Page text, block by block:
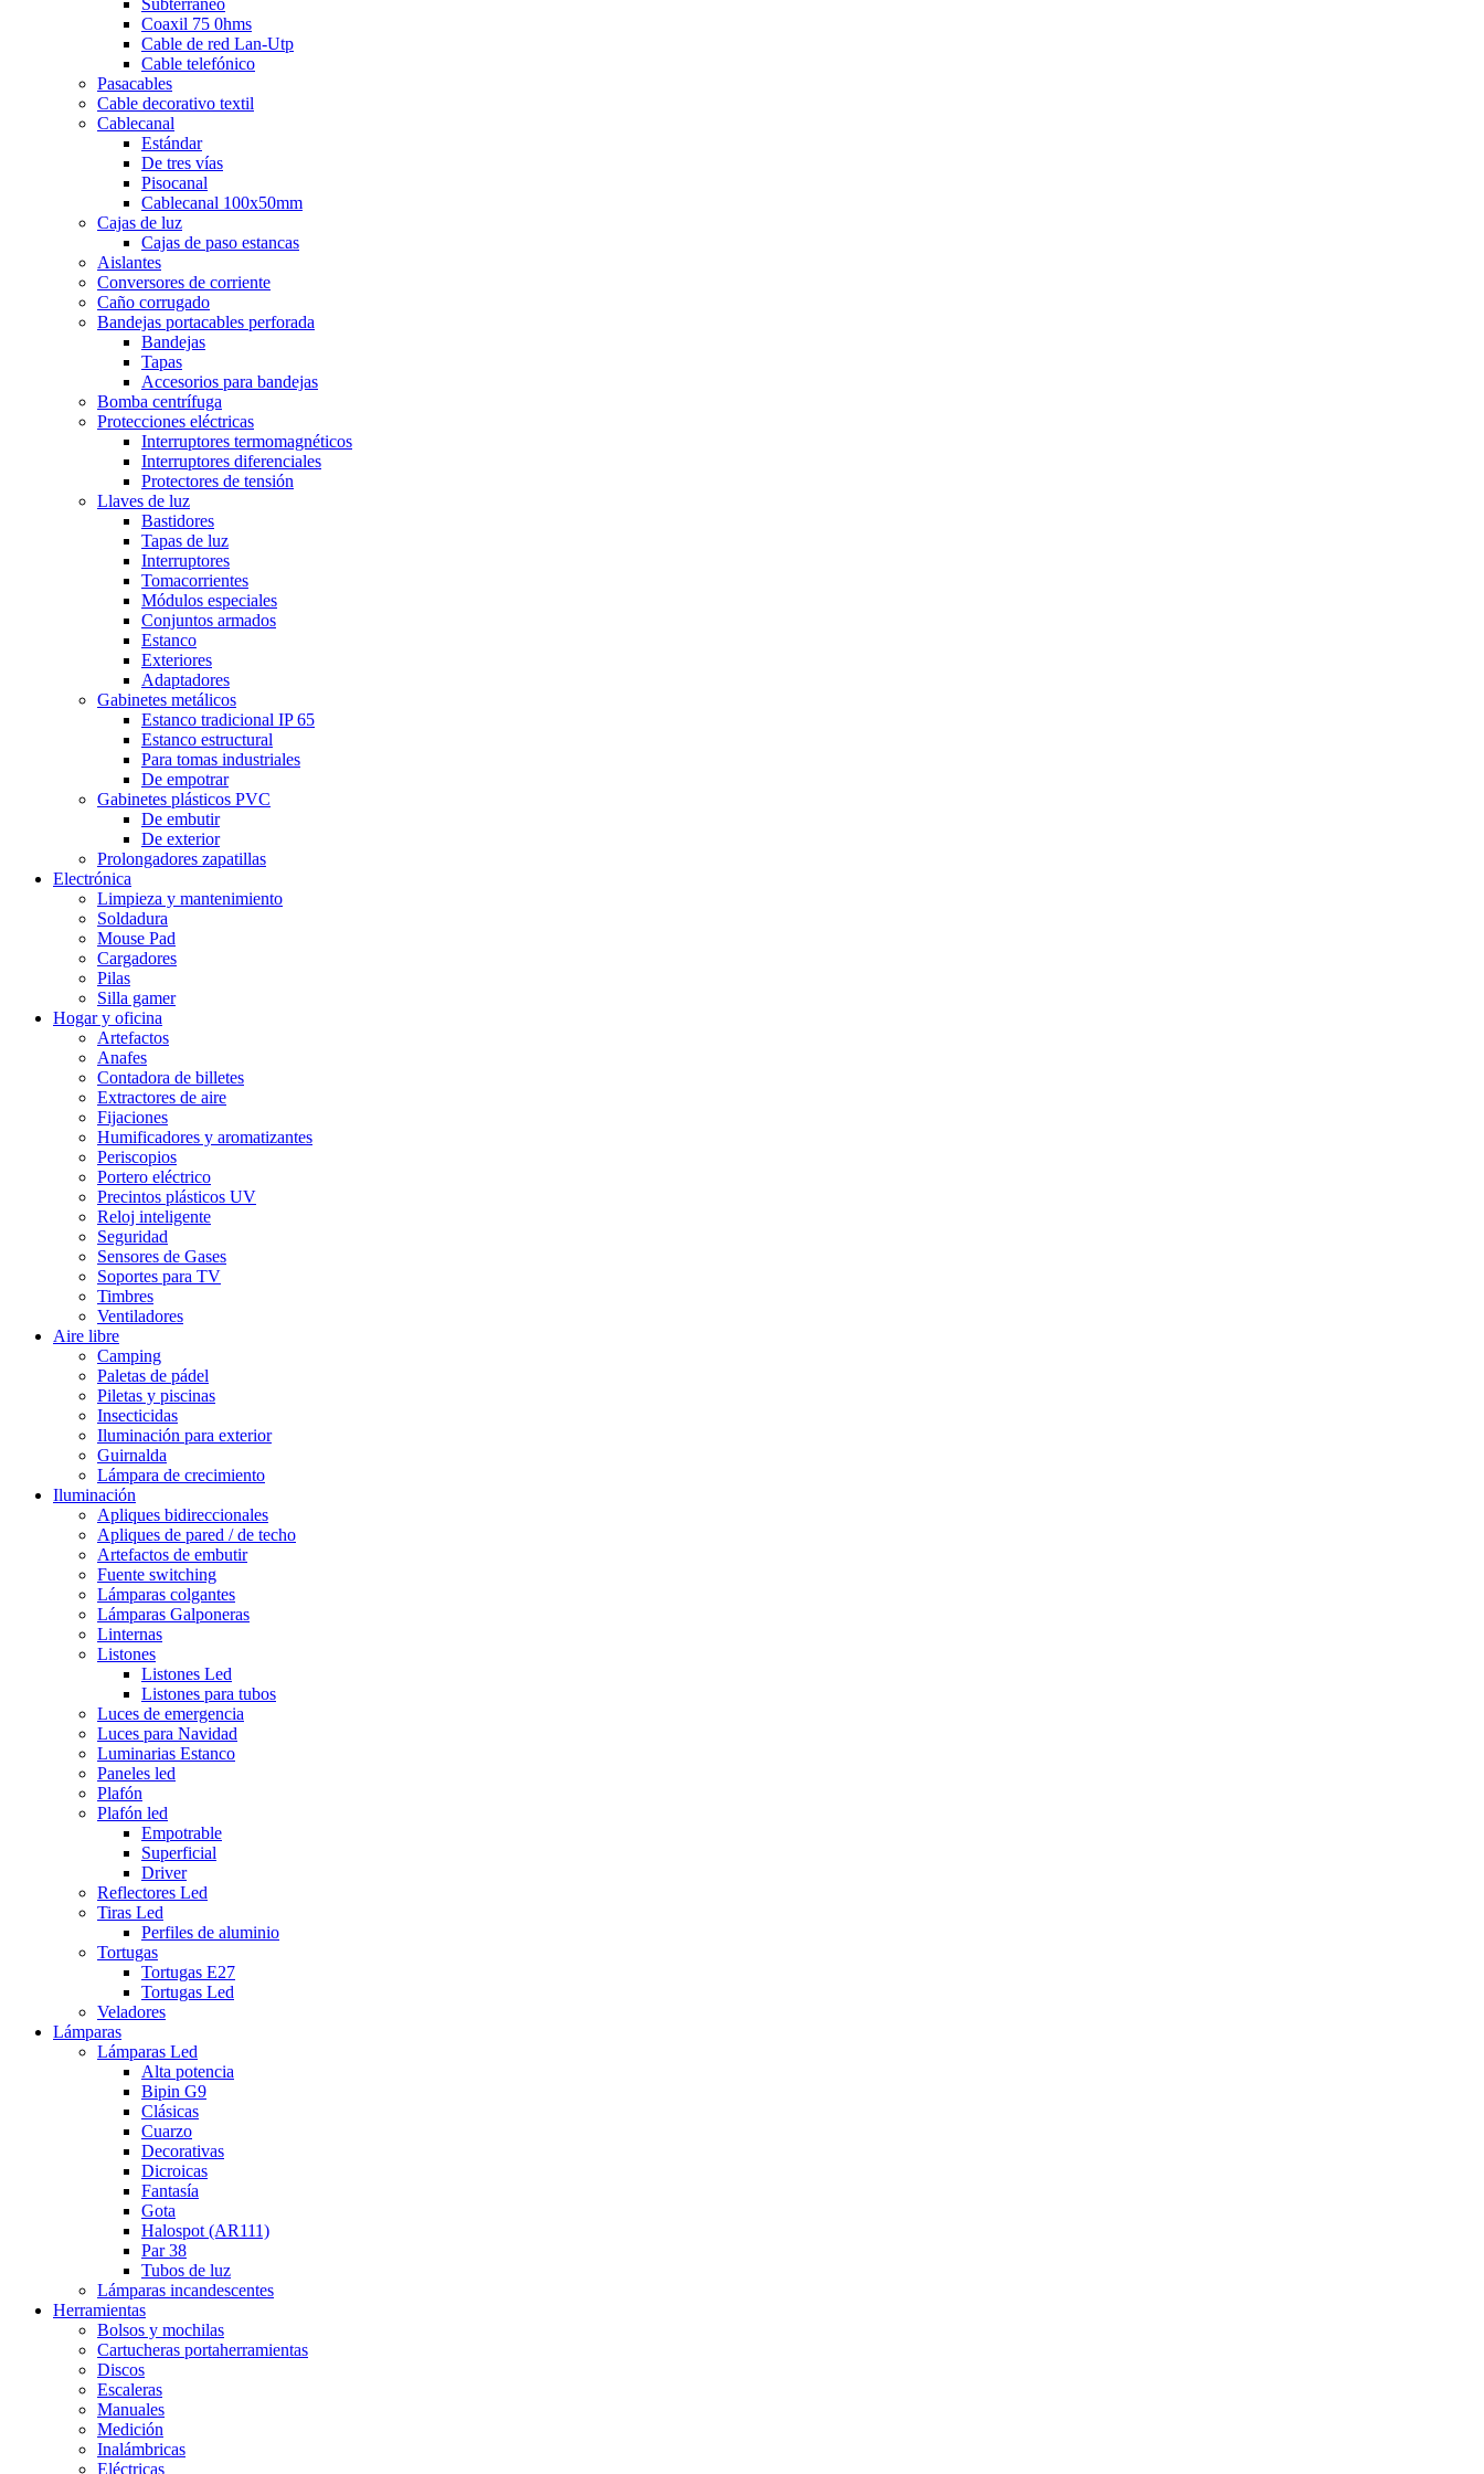
Subterráneo
Coaxil 75 0hms
Cable de red Lan-Utp
Cable telefónico
Pasacables
Cable decorativo textil
Cablecanal
Estándar
De tres vías
Pisocanal
Cablecanal 100x50mm
Cajas de luz
Cajas de paso estancas
Aislantes
Conversores de corriente
Caño corrugado
Bandejas portacables perforada
Bandejas
Tapas
Accesorios para bandejas
Bomba centrífuga
Protecciones eléctricas
Interruptores termomagnéticos
Interruptores diferenciales
Protectores de tensión
Llaves de luz
Bastidores
Tapas de luz
Interruptores
Tomacorrientes
Módulos especiales
Conjuntos armados
Estanco
Exteriores
Adaptadores
Gabinetes metálicos
Estanco tradicional IP 65
Estanco estructural
Para tomas industriales
De empotrar
Gabinetes plásticos PVC
De embutir
De exterior
Prolongadores zapatillas
Electrónica
Limpieza y mantenimiento
Soldadura
Mouse Pad
Cargadores
Pilas
Silla gamer
Hogar y oficina
Artefactos
Anafes
Contadora de billetes
Extractores de aire
Fijaciones
Humificadores y aromatizantes
Periscopios
Portero eléctrico
Precintos plásticos UV
Reloj inteligente
Seguridad
Sensores de Gases
Soportes para TV
Timbres
Ventiladores
Aire libre
Camping
Paletas de pádel
Piletas y piscinas
Insecticidas
Iluminación para exterior
Guirnalda
Lámpara de crecimiento
Iluminación
Apliques bidireccionales
Apliques de pared / de techo
Artefactos de embutir
Fuente switching
Lámparas colgantes
Lámparas Galponeras
Linternas
Listones
Listones Led
Listones para tubos
Luces de emergencia
Luces para Navidad
Luminarias Estanco
Paneles led
Plafón
Plafón led
Empotrable
Superficial
Driver
Reflectores Led
Tiras Led
Perfiles de aluminio
Tortugas
Tortugas E27
Tortugas Led
Veladores
Lámparas
Lámparas Led
Alta potencia
Bipin G9
Clásicas
Cuarzo
Decorativas
Dicroicas
Fantasía
Gota
Halospot (AR111)
Par 38
Tubos de luz
Lámparas incandescentes
Herramientas
Bolsos y mochilas
Cartucheras portaherramientas
Discos
Escaleras
Manuales
Medición
Inalámbricas
Eléctricas